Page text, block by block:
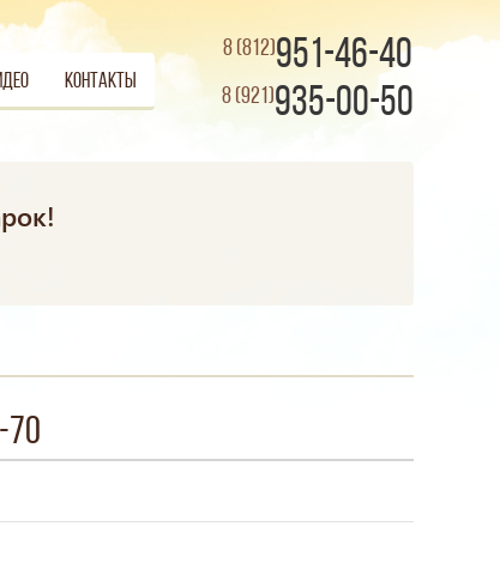
Контакты
8 (812)951-46-40
8 (921)935-00-50
70